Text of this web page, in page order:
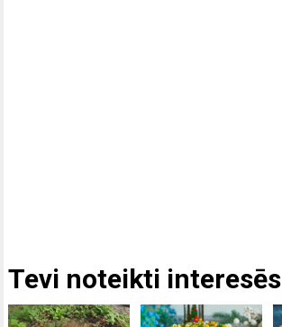
Tevi noteikti interesēs